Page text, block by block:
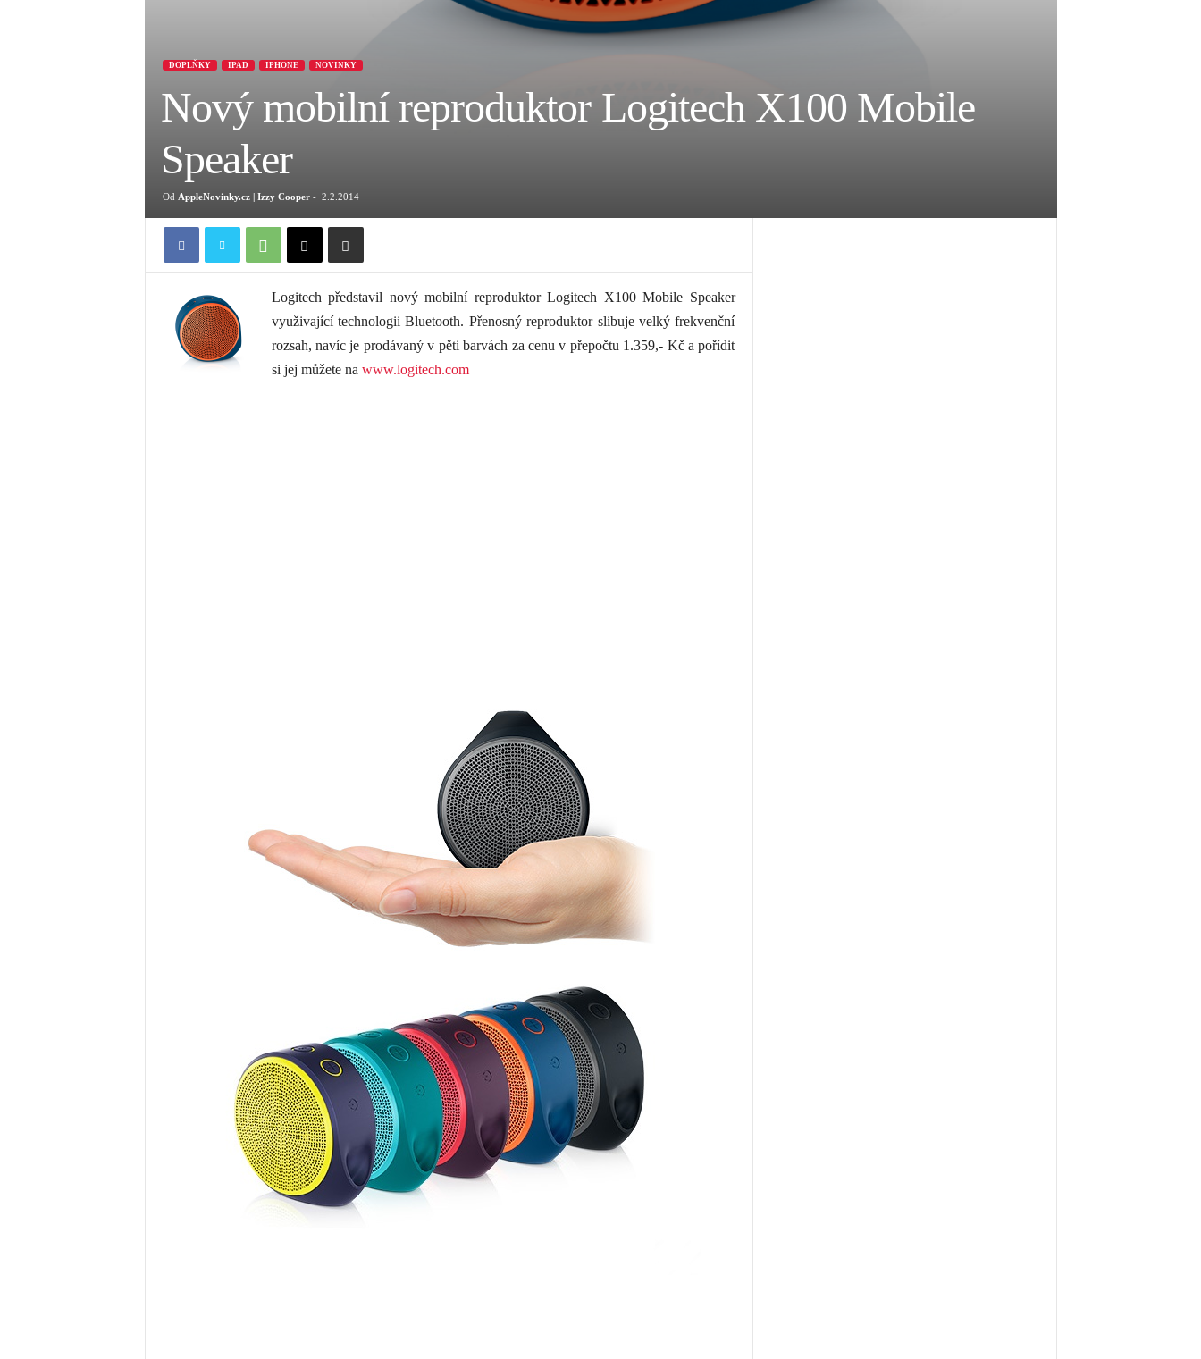
DOPLŇKY IPAD IPHONE NOVINKY
Nový mobilní reproduktor Logitech X100 Mobile
Speaker
Od AppleNovinky.cz | Izzy Cooper- 2.2.2014
Logitech představil nový mobilní reproduktor Logitech X100 Mobile Speaker
využivající technologii Bluetooth. Přenosný reproduktor slibuje velký frekvenční
rozsah, navíc je prodávaný v pěti barvách za cenu v přepočtu 1.359,- Kč a pořídit
si jej můžete na www.logitech.com